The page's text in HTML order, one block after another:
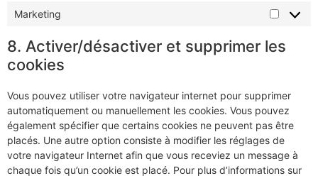
Marketing
8. Activer/désactiver et supprimer les
cookies
Vous pouvez utiliser votre navigateur internet pour supprimer
automatiquement ou manuellement les cookies. Vous pouvez
également spécifier que certains cookies ne peuvent pas être
placés. Une autre option consiste à modifier les réglages de
votre navigateur Internet afin que vous receviez un message à
chaque fois qu’un cookie est placé. Pour plus d’informations sur